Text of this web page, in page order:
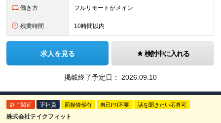
働き方 フルリモートがメイン
残業時間 10時間以内
求人を見る 検討中に入れる
掲載終了予定日： 2026.09.10
終了間近 正社員 面接情報有 自己PR不要 話を聞きたい応募可
株式会社テイクフィット